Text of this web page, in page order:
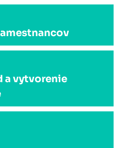
jednotlivých záložiek
a vytvorenie